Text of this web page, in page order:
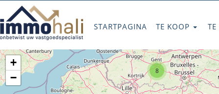
STARTPAGINA TE KOOP
8
+
−